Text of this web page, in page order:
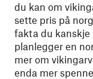
du kan om
sette pris på
fakta du kanskje
planlegger en
mer om
enda mer